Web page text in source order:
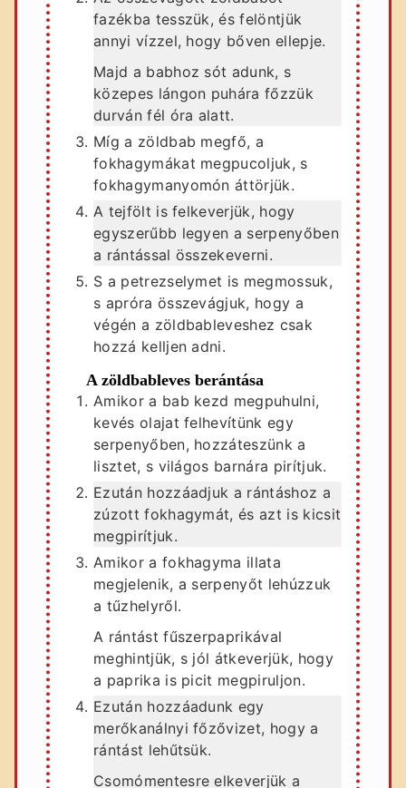
fazékba tesszük, és felöntjük
annyi vízzel, hogy bőven ellepje.
Majd a babhoz sót adunk, s
közepes lángon puhára főzzük
durván fél óra alatt.
Míg a zöldbab megfő, a
fokhagymákat megpucoljuk, s
fokhagymanyomón áttörjük.
A tejfölt is felkeverjük, hogy
egyszerűbb legyen a serpenyőben
a rántással összekeverni.
S a petrezselymet is megmossuk,
s apróra összevágjuk, hogy a
végén a zöldbableveshez csak
hozzá kelljen adni.
A zöldbableves berántása
Amikor a bab kezd megpuhulni,
kevés olajat felhevítünk egy
serpenyőben, hozzáteszünk a
lisztet, s világos barnára pirítjuk.
Ezután hozzáadjuk a rántáshoz a
zúzott fokhagymát, és azt is kicsit
megpirítjuk.
Amikor a fokhagyma illata
megjelenik, a serpenyőt lehúzzuk
a tűzhelyről.
A rántást fűszerpaprikával
meghintjük, s jól átkeverjük, hogy
a paprika is picit megpiruljon.
Ezután hozzáadunk egy
merőkanálnyi főzővizet, hogy a
rántást lehűtsük.
Csomómentesre elkeverjük a